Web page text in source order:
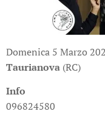
Domenica 5 Marzo
Taurianova (RC)
Info
096824580